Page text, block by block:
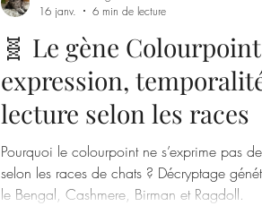
🧬 Le gène
expression,
lecture selon les races
Pourquoi le colourpoint ne s’exprime pas
selon les races de chats ? Décryptage
le Bengal, Cashmere, Birman et Ragdoll.
16 janv.
6 min de lecture